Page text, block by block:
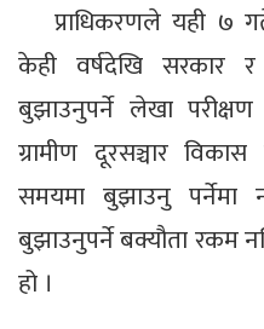
प्राधिकरणले यही ७
केही वर्षदेखि सरकार र
बुझाउनुपर्ने लेखा
ग्रामीण दूरसञ्चार
समयमा बुझाउनु पर्नेमा
बुझाउनुपर्ने बक्यौता रकम
हो ।